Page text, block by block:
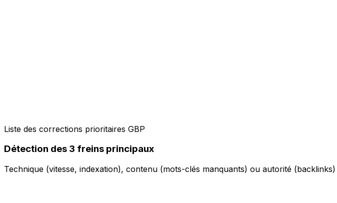
Liste des corrections prioritaires GBP
Détection des 3 freins principaux
Technique (vitesse, indexation), contenu (mots-clés manquants) ou autorité